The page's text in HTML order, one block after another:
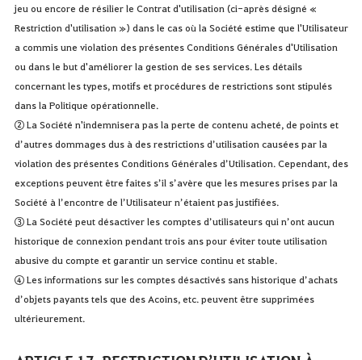
jeu ou encore de résilier le Contrat d'utilisation (ci-après désigné «
Restriction d'utilisation ») dans le cas où la Société estime que l'Utilisateur
a commis une violation des présentes Conditions Générales d'Utilisation
ou dans le but d'améliorer la gestion de ses services. Les détails
concernant les types, motifs et procédures de restrictions sont stipulés
dans la Politique opérationnelle.
② La Société n'indemnisera pas la perte de contenu acheté, de points et
d’autres dommages dus à des restrictions d’utilisation causées par la
violation des présentes Conditions Générales d’Utilisation. Cependant, des
exceptions peuvent être faites s’il s’avère que les mesures prises par la
Société à l’encontre de l’Utilisateur n’étaient pas justifiées.
③ La Société peut désactiver les comptes d’utilisateurs qui n’ont aucun
historique de connexion pendant trois ans pour éviter toute utilisation
abusive du compte et garantir un service continu et stable.
④ Les informations sur les comptes désactivés sans historique d’achats
d’objets payants tels que des Acoins, etc. peuvent être supprimées
ultérieurement.